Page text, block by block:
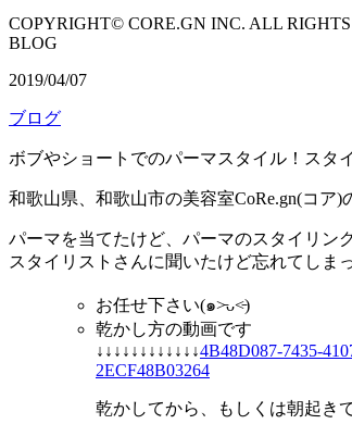
COPYRIGHT© CORE.GN INC. ALL RIGHTS
BLOG
2019/04/07
ブログ
ボブやショートでのパーマスタイル！スタ
和歌山県、和歌山市の美容室CoRe.gn(コア)
パーマを当てたけど、パーマのスタイリン
スタイリストさんに聞いたけど忘れてしま
お任せ下さい(๑˃̵ᴗ˂̵)
乾かし方の動画です
↓↓↓↓↓↓↓↓↓↓↓↓4B48D087-7435-
2ECF48B03264
乾かしてから、もしくは朝起き